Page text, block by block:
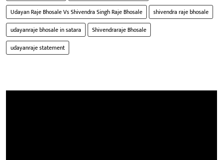
Udayan Raje Bhosale Vs Shivendra Singh Raje Bhosale
shivendra raje bhosale
udayanraje bhosale in satara
Shivendraraje Bhosale
udayanraje statement